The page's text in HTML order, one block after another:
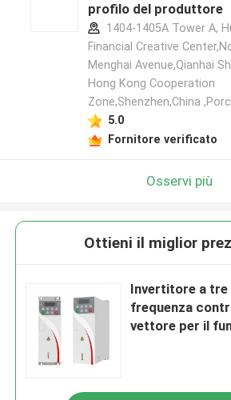
profilo del produttore
1404-1405A Tower A,
Financial Creative
Menghai Avenue,Qianhai
Hong Kong Cooperation
Zone,Shenzhen,China
5.0
Fornitore verificato
Osservi più
Ottieni il miglior
Invertitore a tre
frequenza
vettore per il